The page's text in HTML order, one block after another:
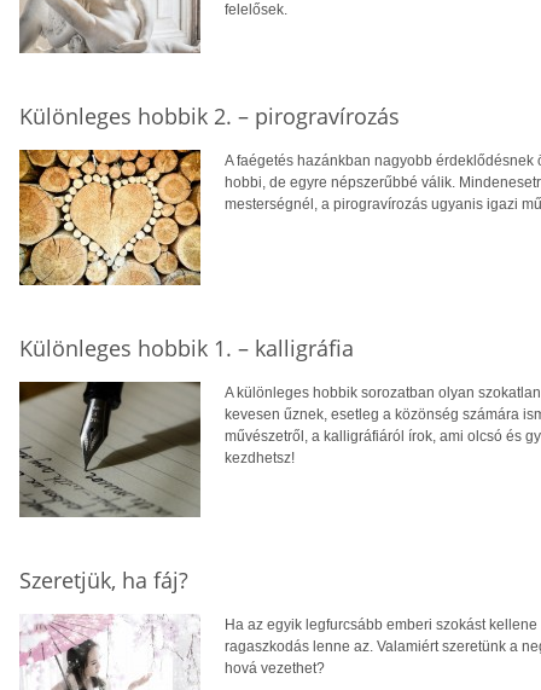
felelősek.
Különleges hobbik 2. – pirogravírozás
A faégetés hazánkban nagyobb
hobbi, de egyre népszerűbbé válik.
mesterségnél, a pirogravírozás ugyanis igazi
Különleges hobbik 1. – kalligráfia
A különleges hobbik sorozatban olyan
kevesen űznek, esetleg a közönség számára
művészetről, a kalligráfiáról írok, ami olcsó és
kezdhetsz!
Szeretjük, ha fáj?
Ha az egyik legfurcsább emberi szokást
ragaszkodás lenne az. Valamiért szeretünk a
hová vezethet?